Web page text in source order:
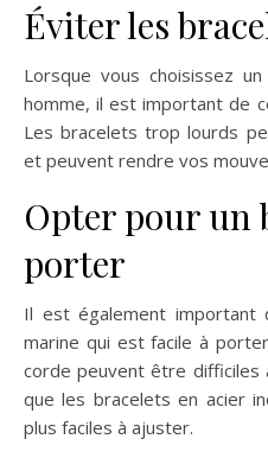
Éviter les
Lorsque vous choisissez
homme, il est important de
Les bracelets trop lourds
et peuvent rendre vos
Opter pour un
porter
Il est également important
marine qui est facile à
corde peuvent être
que les bracelets en acier
plus faciles à ajuster.